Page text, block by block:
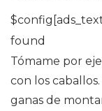
found
Tómame por
con los
ganas de